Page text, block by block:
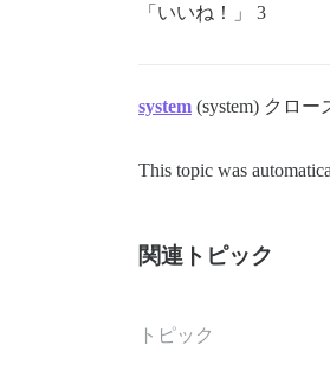
「いいね！」 3
system (system) クロ
This topic was
関連トピック
トピック